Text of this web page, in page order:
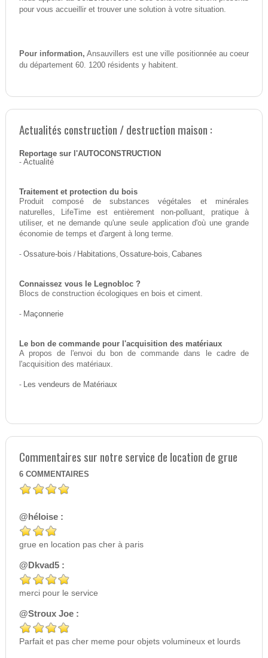
pour vous accueillir et trouver une solution à votre situation.
Pour information, Ansauvillers est une ville positionnée au coeur
du département 60. 1200 résidents y habitent.
Actualités construction / destruction maison :
Reportage sur l'AUTOCONSTRUCTION
- Actualité
Traitement et protection du bois
Produit composé de substances végétales et minérales
naturelles, LifeTime est entièrement non-polluant, pratique à
utiliser, et ne demande qu'une seule application d'où une grande
économie de temps et d'argent à long terme.
- Ossature-bois / Habitations, Ossature-bois, Cabanes
Connaissez vous le Legnobloc ?
Blocs de construction écologiques en bois et ciment.
- Maçonnerie
Le bon de commande pour l'acquisition des matériaux
A propos de l'envoi du bon de commande dans le cadre de
l'acquisition des matériaux.
- Les vendeurs de Matériaux
Commentaires sur notre service de location de grue
6 COMMENTAIRES
@héloise :
grue en location pas cher à paris
@Dkvad5 :
merci pour le service
@Stroux Joe :
Parfait et pas cher meme pour objets volumineux et lourds